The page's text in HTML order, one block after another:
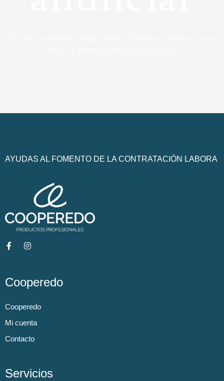
AYUDAS AL FOMENTO DE LA CONTRATACIÓN LABORA
Cooperedo
Cooperedo
Mi cuenta
Contacto
Servicios